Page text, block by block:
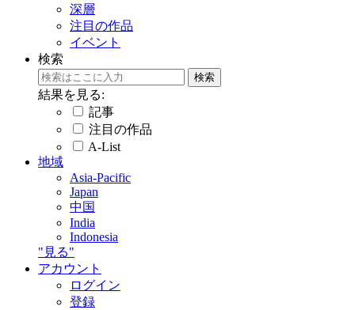
深層
注目の作品
イベント
検索
結果を見る:
記事
注目の作品
A-List
地域
Asia-Pacific
Japan
中国
India
Indonesia
"見る"
アカウント
ログイン
登録